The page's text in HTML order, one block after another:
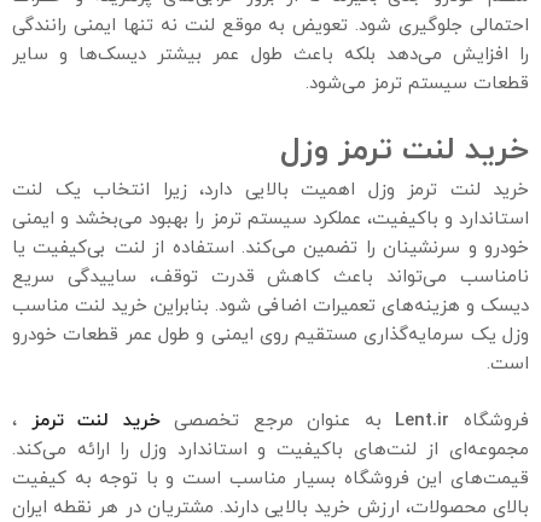
احتمالی جلوگیری شود. تعویض به موقع لنت نه تنها ایمنی رانندگی
را افزایش می‌دهد بلکه باعث طول عمر بیشتر دیسک‌ها و سایر
قطعات سیستم ترمز می‌شود.
خرید لنت ترمز وزل
خرید لنت ترمز وزل اهمیت بالایی دارد، زیرا انتخاب یک لنت
استاندارد و باکیفیت، عملکرد سیستم ترمز را بهبود می‌بخشد و ایمنی
خودرو و سرنشینان را تضمین می‌کند. استفاده از لنت بی‌کیفیت یا
نامناسب می‌تواند باعث کاهش قدرت توقف، ساییدگی سریع
دیسک و هزینه‌های تعمیرات اضافی شود. بنابراین خرید لنت مناسب
وزل یک سرمایه‌گذاری مستقیم روی ایمنی و طول عمر قطعات خودرو
است.
فروشگاه Lent.ir به عنوان مرجع تخصصیخرید لنت ترمز
،
مجموعه‌ای از لنت‌های باکیفیت و استاندارد وزل را ارائه می‌کند.
قیمت‌های این فروشگاه بسیار مناسب است و با توجه به کیفیت
بالای محصولات، ارزش خرید بالایی دارند. مشتریان در هر نقطه ایران